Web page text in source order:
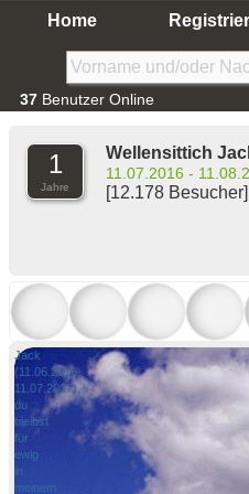
Home
37 Benutzer Online
1
Jahre
Wellensittich
11.07.2016 -
[12.178 Besucher]
Jack
(11.06.2016-
11.07.2017),
du
bleibst
für
ewig
in
meinem